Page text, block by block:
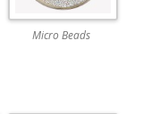
Micro Beads